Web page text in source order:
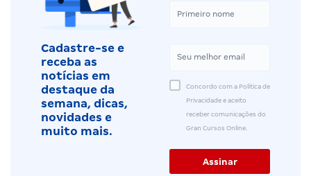
Cadastre-se e
receba as
notícias em
destaque da
semana, dicas,
novidades e
muito mais.
Concordo com a Política de
Privacidade e aceito
receber comunicações do
Gran Cursos Online.